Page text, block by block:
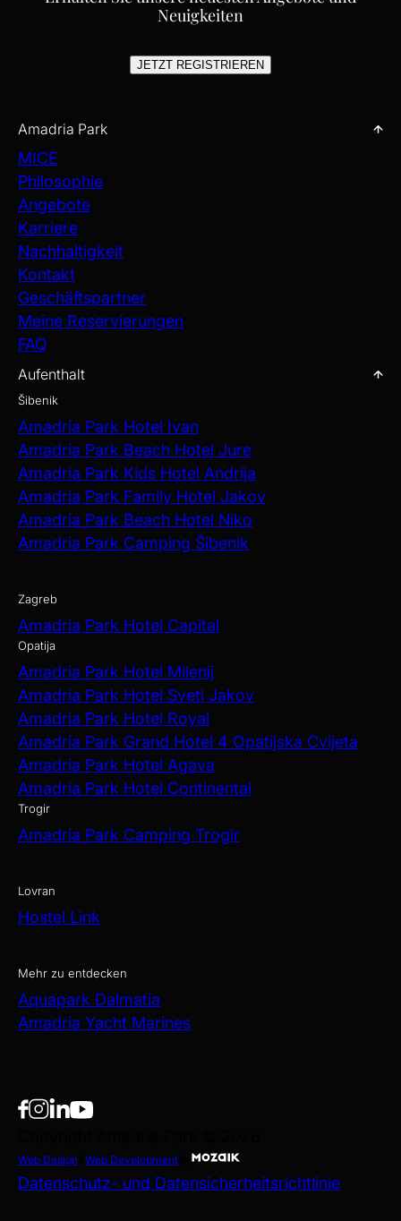
Neuigkeiten
JETZT REGISTRIEREN
Amadria Park
MICE
Philosophie
Angebote
Karriere
Nachhaltigkeit
Kontakt
Geschäftspartner
Meine Reservierungen
FAQ
Aufenthalt
Šibenik
Amadria Park Hotel Ivan
Amadria Park Beach Hotel Jure
Amadria Park Kids Hotel Andrija
Amadria Park Family Hotel Jakov
Amadria Park Beach Hotel Niko
Amadria Park Camping Šibenik
Zagreb
Amadria Park Hotel Capital
Opatija
Amadria Park Hotel Milenij
Amadria Park Hotel Sveti Jakov
Amadria Park Hotel Royal
Amadria Park Grand Hotel 4 Opatijska Cvijeta
Amadria Park Hotel Agava
Amadria Park Hotel Continental
Trogir
Amadria Park Camping Trogir
Lovran
Hostel Link
Mehr zu entdecken
Aquapark Dalmatia
Amadria Yacht Marines
Web Design Web Development
Datenschutz- und Datensicherheitsrichtlinie